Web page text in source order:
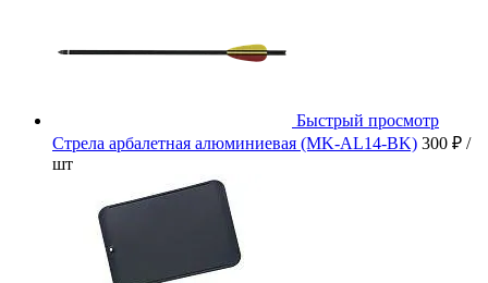
Быстрый просмотр
Стрела арбалетная алюминиевая (MK-AL14-BK) 300 ₽ /
шт